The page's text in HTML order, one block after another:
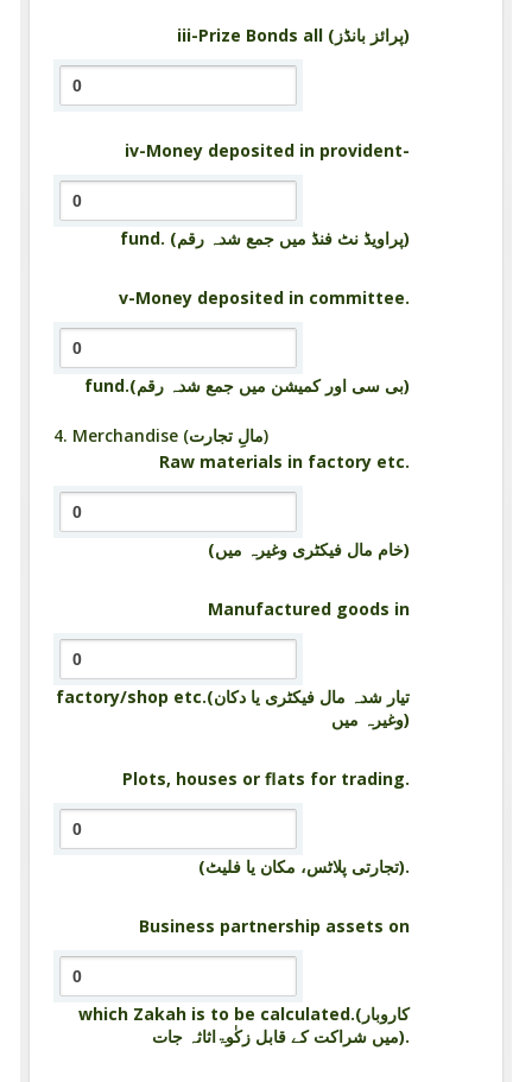
iii-Prize Bonds all (پرائز بانڈز)
iv-Money deposited in provident-
fund. (پراویڈ نٹ فنڈ میں جمع شدہ رقم)
v-Money deposited in committee.
fund.(بی سی اور کمیشن میں جمع شدہ رقم)
4. Merchandise (مالِ تجارت)
Raw materials in factory etc.
(خام مال فیکٹری وغیرہ میں)
Manufactured goods in
factory/shop etc.(تیار شدہ مال فیکٹری یا دکان
وغیرہ میں)
Plots, houses or flats for trading.
(تجارتی پلاٹس، مکان یا فلیٹ).
Business partnership assets on
which Zakah is to be calculated.(کاروبار
میں شراکت کے قابل زکٰوۃاثاثہ جات).